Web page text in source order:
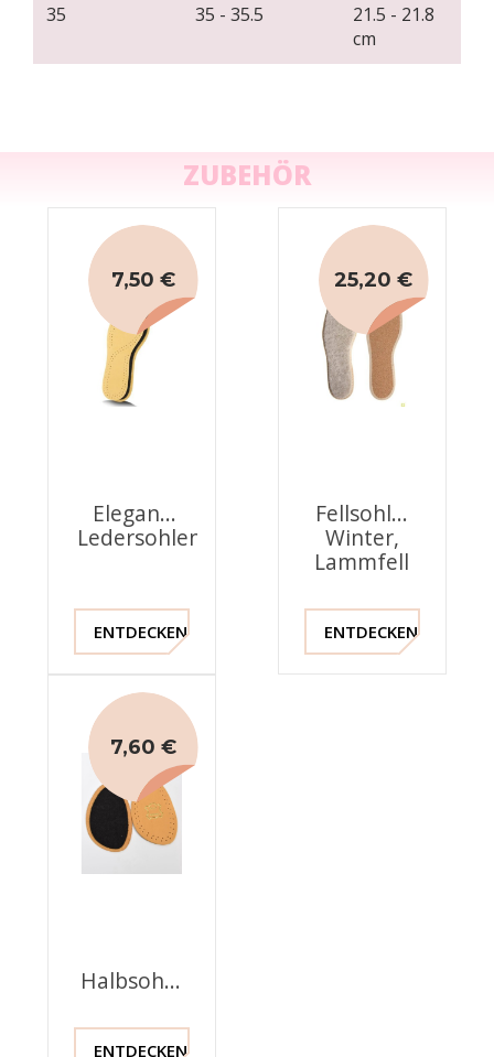
35 35 - 35.5
21.5 - 21.8
cm
ZUBEHÖR
Eleganz
Ledersohlen
7,50 €
ENTDECKEN !
Fellsohle,
Winter,
Lammfell
25,20 €
ENTDECKEN !
Halbsohle
7,60 €
ENTDECKEN !